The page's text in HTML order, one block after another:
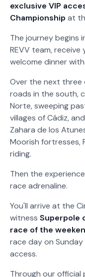
exclusive VIP
Championship at
The journey begins
REVV team,
welcome dinner
Over the next three
roads in the south,
Norte, sweeping
villages of Cádiz,
Zahara de los
Moorish fortresses,
riding.
Then the
race adrenaline.
You'll arrive at the
witness Superpole
race of the
race day on
access.
Through our official